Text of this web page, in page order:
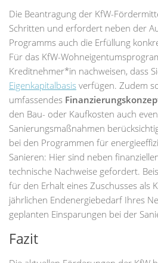
Die Beantragung der KfW-
Schritten und erfordert neben der
Programms auch die Erfüllung
Für das KfW-
Kreditnehmer*in nachweisen, dass
Eigenkapitalbasis verfügen. Zudem
umfassendes
den Bau- oder Kaufkosten auch
Sanierungsmaßnahmen
bei den Programmen für
Sanieren: Hier sind neben
technische Nachweise gefordert.
für den Erhalt eines Zuschusses als
jährlichen Endenergiebedarf Ihres
geplanten Einsparungen bei der
Fazit